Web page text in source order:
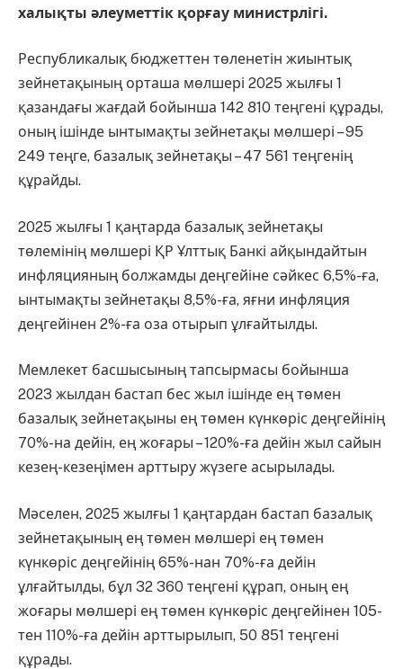
халықты әлеуметтік қорғау министрлігі.
Республикалық бюджеттен төленетін жиынтық
зейнетақының орташа мөлшері 2025 жылғы 1
қазандағы жағдай бойынша 142 810 теңгені құрады,
оның ішінде ынтымақты зейнетақы мөлшері – 95
249 теңге, базалық зейнетақы – 47 561 теңгенің
құрайды.
2025 жылғы 1 қаңтарда базалық зейнетақы
төлемінің мөлшері ҚР Ұлттық Банкі айқындайтын
инфляцияның болжамды деңгейіне сәйкес 6,5%-ға,
ынтымақты зейнетақы 8,5%-ға, яғни инфляция
деңгейінен 2%-ға оза отырып ұлғайтылды.
Мемлекет басшысының тапсырмасы бойынша
2023 жылдан бастап бес жыл ішінде ең төмен
базалық зейнетақыны ең төмен күнкөріс деңгейінің
70%-на дейін, ең жоғары – 120%-ға дейін жыл сайын
кезең-кезеңімен арттыру жүзеге асырылады.
Мәселен, 2025 жылғы 1 қаңтардан бастап базалық
зейнетақының ең төмен мөлшері ең төмен
күнкөріс деңгейінің 65%-нан 70%-ға дейін
ұлғайтылды, бұл 32 360 теңгені құрап, оның ең
жоғары мөлшері ең төмен күнкөріс деңгейінен 105-
тен 110%-ға дейін арттырылып, 50 851 теңгені
құрады.